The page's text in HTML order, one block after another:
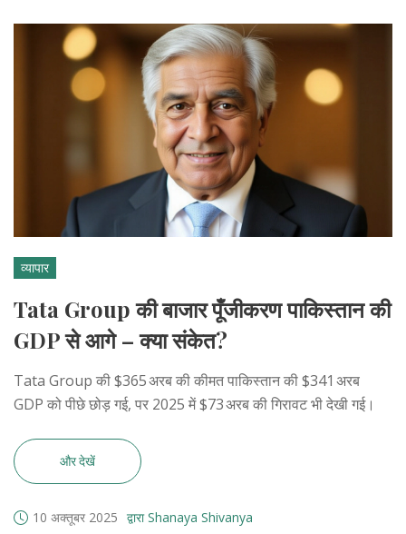
व्यापार
Tata Group की बाजार पूँजीकरण पाकिस्तान की
GDP से आगे – क्या संकेत?
Tata Group की $365 अरब की कीमत पाकिस्तान की $341 अरब
GDP को पीछे छोड़ गई, पर 2025 में $73 अरब की गिरावट भी देखी गई।
और देखें
10 अक्तूबर 2025 द्वारा Shanaya Shivanya